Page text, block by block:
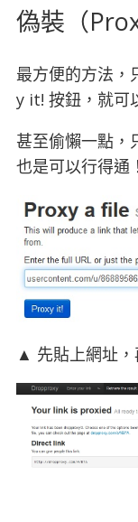
偽裝（
最方便的方法，
y it! 按鈕，就可
甚至偷懶一點，
也是可以行得通！
▲ 先貼上網址